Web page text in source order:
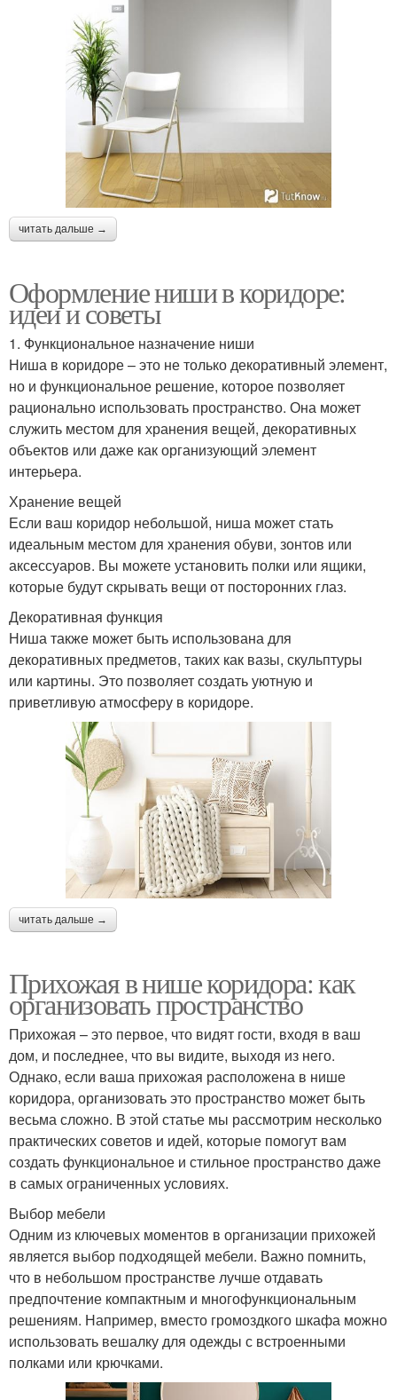
читать дальше →
Оформление ниши в коридоре:
идеи и советы
1. Функциональное назначение ниши
Ниша в коридоре – это не только декоративный элемент,
но и функциональное решение, которое позволяет
рационально использовать пространство. Она может
служить местом для хранения вещей, декоративных
объектов или даже как организующий элемент
интерьера.
Хранение вещей
Если ваш коридор небольшой, ниша может стать
идеальным местом для хранения обуви, зонтов или
аксессуаров. Вы можете установить полки или ящики,
которые будут скрывать вещи от посторонних глаз.
Декоративная функция
Ниша также может быть использована для
декоративных предметов, таких как вазы, скульптуры
или картины. Это позволяет создать уютную и
приветливую атмосферу в коридоре.
читать дальше →
Прихожая в нише коридора: как
организовать пространство
Прихожая – это первое, что видят гости, входя в ваш
дом, и последнее, что вы видите, выходя из него.
Однако, если ваша прихожая расположена в нише
коридора, организовать это пространство может быть
весьма сложно. В этой статье мы рассмотрим несколько
практических советов и идей, которые помогут вам
создать функциональное и стильное пространство даже
в самых ограниченных условиях.
Выбор мебели
Одним из ключевых моментов в организации прихожей
является выбор подходящей мебели. Важно помнить,
что в небольшом пространстве лучше отдавать
предпочтение компактным и многофункциональным
решениям. Например, вместо громоздкого шкафа можно
использовать вешалку для одежды с встроенными
полками или крючками.